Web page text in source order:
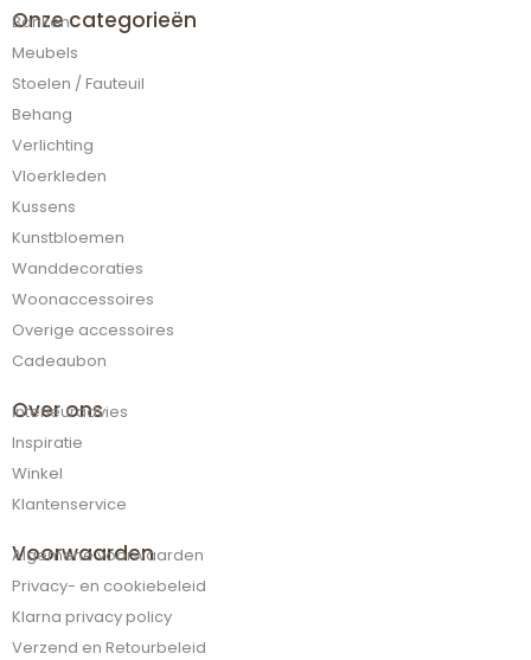
Onze categorieën
Banken
Meubels
Stoelen / Fauteuil
Behang
Verlichting
Vloerkleden
Kussens
Kunstbloemen
Wanddecoraties
Woonaccessoires
Overige accessoires
Cadeaubon
Over ons
Interieuradvies
Inspiratie
Winkel
Klantenservice
Voorwaarden
Algemene voorwaarden
Privacy- en cookiebeleid
Klarna privacy policy
Verzend en Retourbeleid